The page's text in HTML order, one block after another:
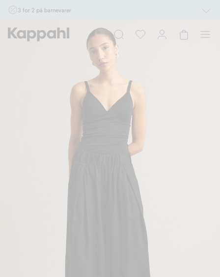
3 for 2 på barnevarer
17/8 i butikk & online for deg som er eller blir medlem. Kan ikke kombineres med
andre tilbud eller rabatter.
Handle nå